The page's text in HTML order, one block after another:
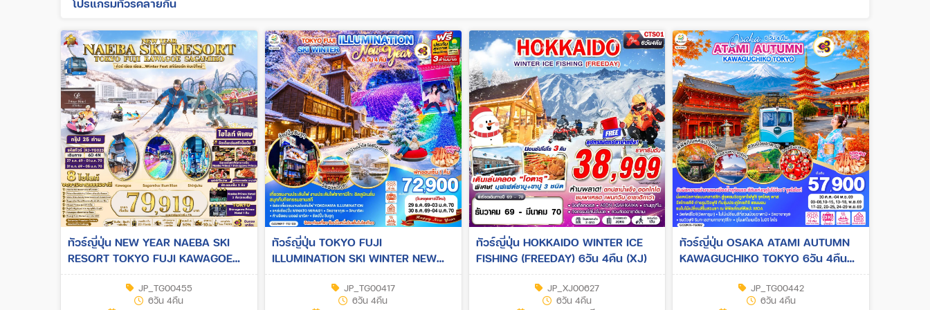
ทัวร์ญี่ปุ่น NEW YEAR NAEBA SKI
RESORT TOKYO FUJI KAWAGOE
SAGAMIKO 6วัน 4คืน (TG)
JP_TG00455
6วัน 4คืน
ทัวร์ญี่ปุ่น TOKYO FUJI
ILLUMINATION SKI WINTER NEW
YEAR 6วัน 4คืน (TG)
JP_TG00417
6วัน 4คืน
ทัวร์ญี่ปุ่น HOKKAIDO WINTER ICE
FISHING (FREEDAY) 6วัน 4คืน (XJ)
JP_XJ00627
6วัน 4คืน
ทัวร์ญี่ปุ่น OSAKA ATAMI AUTUMN
KAWAGUCHIKO TOKYO 6วัน 4คืน
(TG)
JP_TG00442
6วัน 4คืน